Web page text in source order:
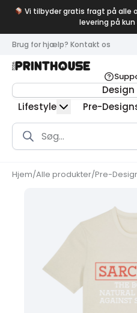
Vi tilbyder gratis fragt på alle
levering på
Brug for hjælp? Kontakt os
Design
Lifestyle
Pre-
Products
search
Hjem/Alle produkter/Pre-